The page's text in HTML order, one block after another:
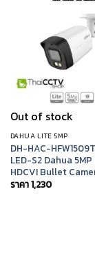
Out of stock
DAHUA LITE 5MP
DH-HAC-
LED-S2 Dahua
HDCVI Bullet
ราคา1,230